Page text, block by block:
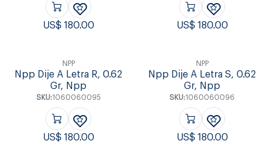
US$ 180.00 US$ 180.00
NPP
Npp Dije A Letra R, 0.62
Gr, Npp
SKU:1060060095
US$ 180.00
NPP
Npp Dije A Letra S, 0.62
Gr, Npp
SKU:1060060096
US$ 180.00